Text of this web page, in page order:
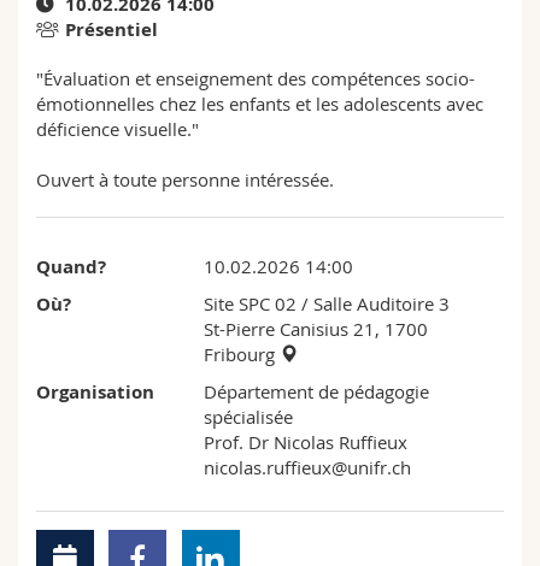
Sciences de l'éducation et de la formation
Sciences et médecine
Interfacultaire
Chercheurs
Collaborateurs
Doctorants
Bibliothèques
Webmail
Programme des cours
Présentiel
"Évaluation et enseignement des compétences socio-
émotionnelles chez les enfants et les adolescents avec
déficience visuelle."
Ouvert à toute personne intéressée.
Quand? 10.02.2026 14:00
Où? Site SPC 02 / Salle Auditoire 3
St-Pierre Canisius 21, 1700
Fribourg
Organisation
Département de pédagogie
spécialisée
Prof. Dr Nicolas Ruffieux
nicolas.ruffieux@unifr.ch